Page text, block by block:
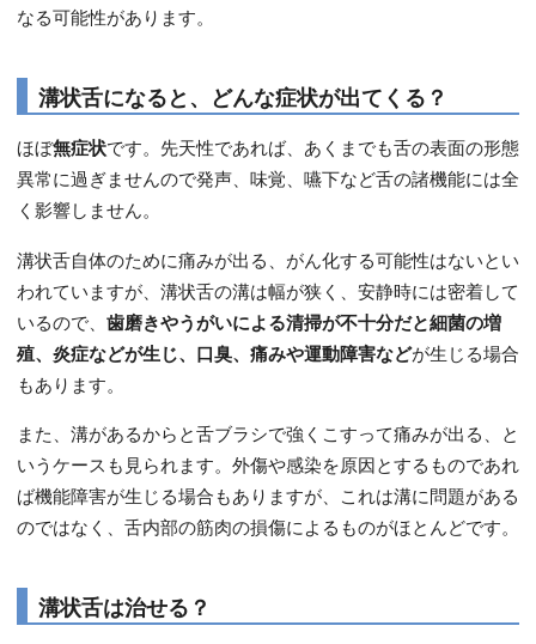
なる可能性があります。
溝状舌になると、どんな症状が出てくる？
ほぼ無症状です。先天性であれば、あくまでも舌の表面の形態
異常に過ぎませんので発声、味覚、嚥下など舌の諸機能には全
く影響しません。
溝状舌自体のために痛みが出る、がん化する可能性はないとい
われていますが、溝状舌の溝は幅が狭く、安静時には密着して
いるので、 歯磨きやうがいによる清掃が不十分だと細菌の増
殖、炎症などが生じ、口臭、痛みや運動障害などが生じる場合
もあります。
また、溝があるからと舌ブラシで強くこすって痛みが出る、と
いうケースも見られます。外傷や感染を原因とするものであれ
ば機能障害が生じる場合もありますが、これは溝に問題がある
のではなく、舌内部の筋肉の損傷によるものがほとんどです。
溝状舌は治せる？